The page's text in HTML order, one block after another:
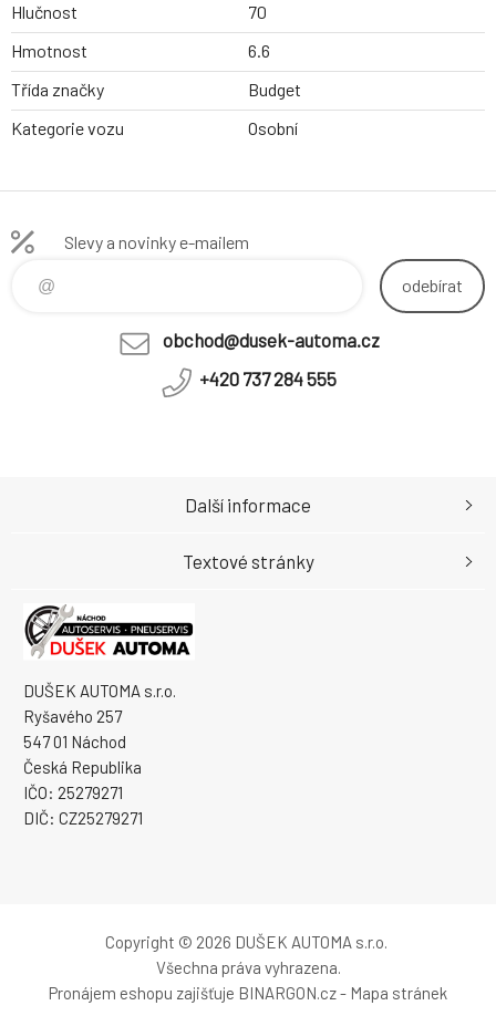
Hlučnost
70
Hmotnost
6.6
Třída značky
Budget
Kategorie vozu
Osobní
Slevy a novinky e-mailem
odebírat
obchod@dusek-automa.cz
+420 737 284 555
DUŠEK AUTOMA s.r.o.
Ryšavého 257
547 01 Náchod
Česká Republika
IČO: 25279271
DIČ: CZ25279271
Další informace
Textové stránky
Copyright © 2026 DUŠEK AUTOMA s.r.o.
Všechna práva vyhrazena.
Pronájem eshopu zajišťuje BINARGON.cz- Mapa stránek